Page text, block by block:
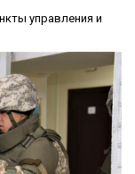
управления и